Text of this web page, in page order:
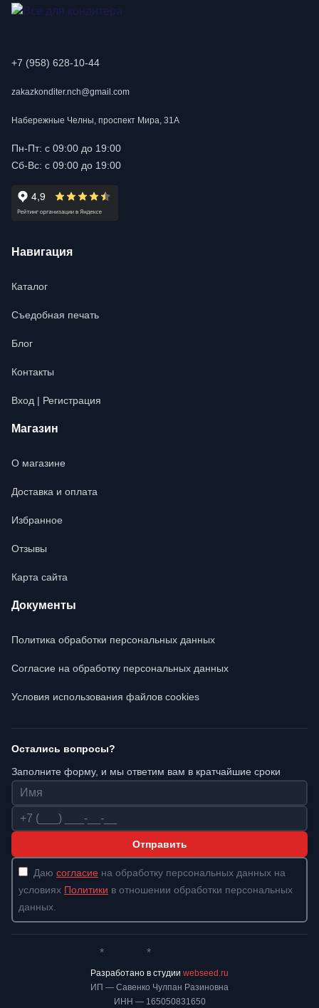
+7 (958) 628-10-44
zakazkonditer.nch@gmail.com
Набережные Челны, проспект Мира, 31А
Пн-Пт: с 09:00 до 19:00
Сб-Вс: с 09:00 до 19:00
Навигация
Каталог
Съедобная печать
Блог
Контакты
Вход | Регистрация
Магазин
О магазине
Доставка и оплата
Избранное
Отзывы
Карта сайта
Документы
Политика обработки персональных данных
Согласие на обработку персональных данных
Условия использования файлов cookies
Остались вопросы?
Заполните форму, и мы ответим вам в кратчайшие сроки
Имя
Телефон
Отправить
Даю согласие на обработку персональных данных на
условиях Политики в отношении обработки персональных
данных.
ИП — Савенко Чулпан Разиновна
ИНН — 165050831650
* *
Разработано в студии webseed.ru